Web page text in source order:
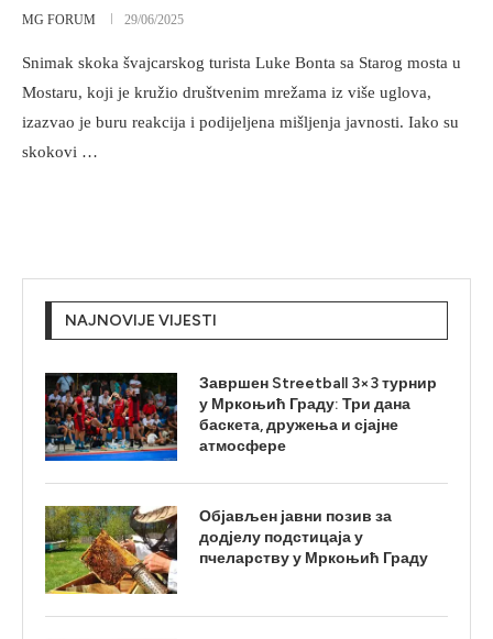
MG FORUM 29/06/2025
Snimak skoka švajcarskog turista Luke Bonta sa Starog mosta u
Mostaru, koji je kružio društvenim mrežama iz više uglova,
izazvao je buru reakcija i podijeljena mišljenja javnosti. Iako su
skokovi …
NAJNOVIJE VIJESTI
Завршен Streetball 3×3 турнир
у Мркоњић Граду: Три дана
баскета, дружења и сјајне
атмосфере
Објављен јавни позив за
додјелу подстицаја у
пчеларству у Мркоњић Граду